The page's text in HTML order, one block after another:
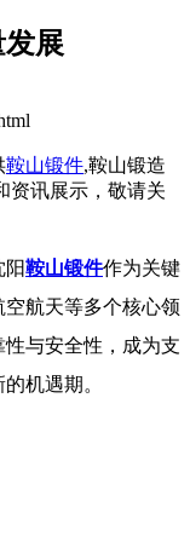
展
鞍山锻件,鞍山锻造
资讯展示，敬请关
阳鞍山锻件作为关键
航天等多个核心领
与安全性，成为支
机遇期。